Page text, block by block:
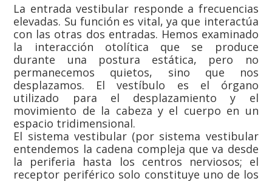
La entrada vestibular responde a frecuencias
elevadas. Su función es vital, ya que interactúa
con las otras dos entradas. Hemos examinado
la interacción otolítica que se produce
durante una postura estática, pero no
permanecemos quietos, sino que nos
desplazamos. El vestíbulo es el órgano
utilizado para el desplazamiento y el
movimiento de la cabeza y el cuerpo en un
espacio tridimensional.
El sistema vestibular (por sistema vestibular
entendemos la cadena compleja que va desde
la periferia hasta los centros nerviosos; el
receptor periférico solo constituye uno de los